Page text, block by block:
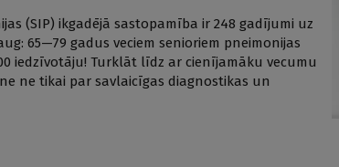
(SIP) ikgadējā sastopamība ir 248 gadījumi uz
65—79 gadus veciem senioriem pneimonijas
iedzīvotāju! Turklāt līdz ar cienījamāku vecumu
ne tikai par savlaicīgas diagnostikas un